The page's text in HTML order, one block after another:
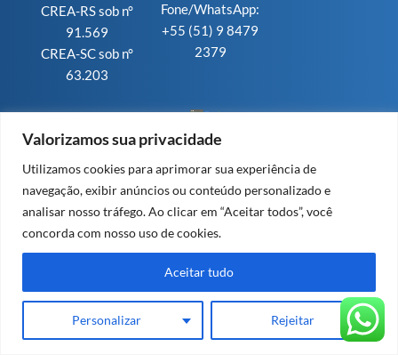
Valorizamos sua privacidade
Utilizamos cookies para aprimorar sua experiência de
navegação, exibir anúncios ou conteúdo personalizado e
analisar nosso tráfego. Ao clicar em “Aceitar todos”, você
concorda com nosso uso de cookies.
Personalizar Rejeitar
Aceitar tudo
CREA-RS sob n°
91.569
CREA-SC sob n°
63.203
Fone/WhatsApp:
+55 (51) 9 8479
2379